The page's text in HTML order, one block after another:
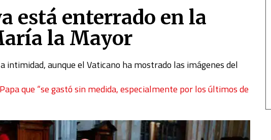
está enterrado en la
la Mayor
intimidad, aunque el Vaticano ha mostrado las imágenes del
que “se gastó sin medida, especialmente por los últimos de